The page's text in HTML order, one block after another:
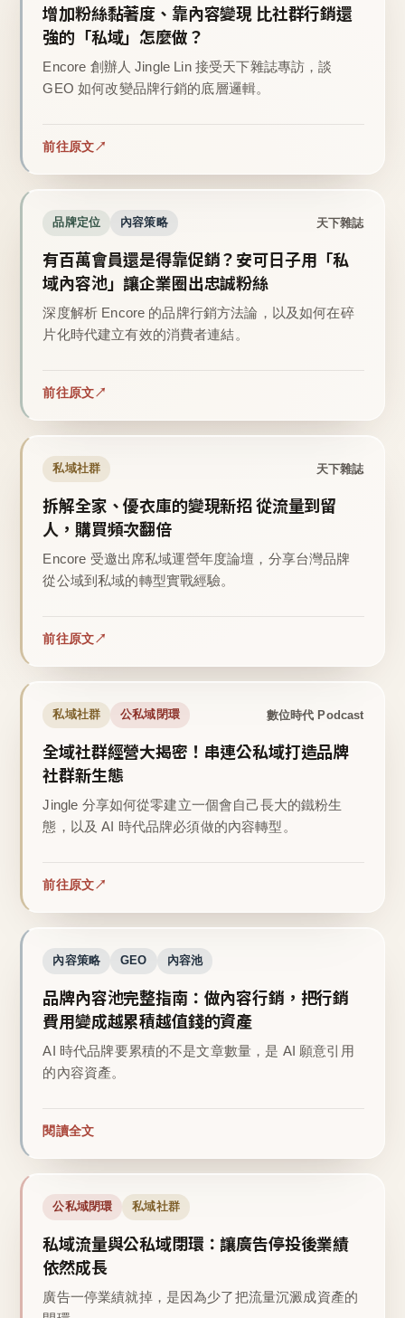
增加粉絲黏著度、靠內容變現 比社群行銷還
強的「私域」怎麼做？
Encore 創辦人 Jingle Lin 接受天下雜誌專訪，談
GEO 如何改變品牌行銷的底層邏輯。
前往原文
品牌定位 內容策略 天下雜誌
有百萬會員還是得靠促銷？安可日子用「私
域內容池」讓企業圈出忠誠粉絲
深度解析 Encore 的品牌行銷方法論，以及如何在碎
片化時代建立有效的消費者連結。
前往原文
私域社群 天下雜誌
拆解全家、優衣庫的變現新招 從流量到留
人，購買頻次翻倍
Encore 受邀出席私域運營年度論壇，分享台灣品牌
從公域到私域的轉型實戰經驗。
前往原文
私域社群 公私域閉環 數位時代 Podcast
全域社群經營大揭密！串連公私域打造品牌
社群新生態
Jingle 分享如何從零建立一個會自己長大的鐵粉生
態，以及 AI 時代品牌必須做的內容轉型。
前往原文
內容策略 GEO 內容池
品牌內容池完整指南：做內容行銷，把行銷
費用變成越累積越值錢的資產
AI 時代品牌要累積的不是文章數量，是 AI 願意引用
的內容資產。
閱讀全文
公私域閉環 私域社群
私域流量與公私域閉環：讓廣告停投後業績
依然成長
廣告一停業績就掉，是因為少了把流量沉澱成資產的